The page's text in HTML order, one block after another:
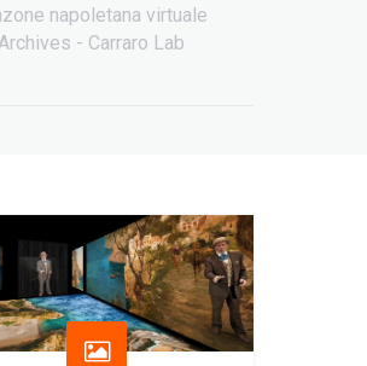
napoletana virtuale
Archives - Carraro Lab